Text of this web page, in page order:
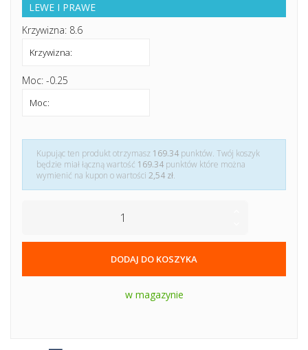
LEWE I PRAWE
Krzywizna: 8.6
Moc: -0.25
Kupując ten produkt otrzymasz 169.34 punktów. Twój koszyk
będzie miał łączną wartość 169.34 punktów które można
wymienić na kupon o wartości 2,54 zł.
DODAJ DO KOSZYKA
w magazynie